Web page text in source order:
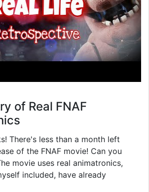
of Real FNAF
There's less than a month left
of the FNAF movie! Can you
movie uses real animatronics,
included, have already